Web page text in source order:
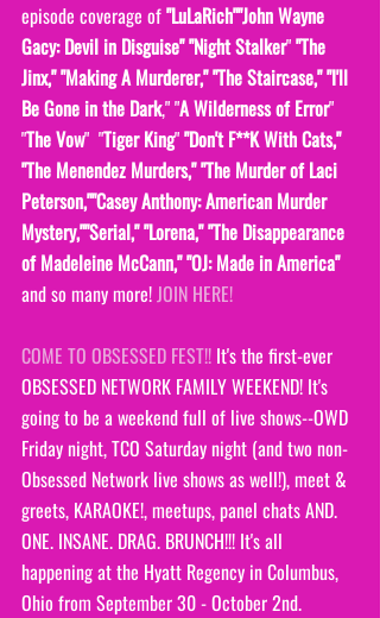
episode coverage of "LuLaRich""John Wayne
Gacy: Devil in Disguise" "Night Stalker" "The
Jinx," "Making A Murderer," "The Staircase," "I'll
Be Gone in the Dark," "A Wilderness of Error"
"The Vow"  "Tiger King" "Don't F**K With Cats,"
"The Menendez Murders," "The Murder of Laci
Peterson,""Casey Anthony: American Murder
Mystery,""Serial," "Lorena," "The Disappearance
of Madeleine McCann," "OJ: Made in America"
and so many more! JOIN HERE!
COME TO OBSESSED FEST!! It's the first-ever
OBSESSED NETWORK FAMILY WEEKEND! It's
going to be a weekend full of live shows--OWD
Friday night, TCO Saturday night (and two non-
Obsessed Network live shows as well!), meet &
greets, KARAOKE!, meetups, panel chats AND.
ONE. INSANE. DRAG. BRUNCH!!! It's all
happening at the Hyatt Regency in Columbus,
Ohio from September 30 - October 2nd.